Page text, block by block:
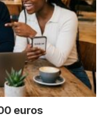
euros